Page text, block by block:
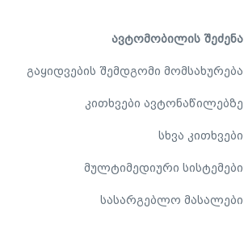
ავტომობილის შეძენა
გაყიდვების შემდგომი მომსახურება
კითხვები ავტონაწილებზე
სხვა კითხვები
მულტიმედიური სისტემები
სასარგებლო მასალები